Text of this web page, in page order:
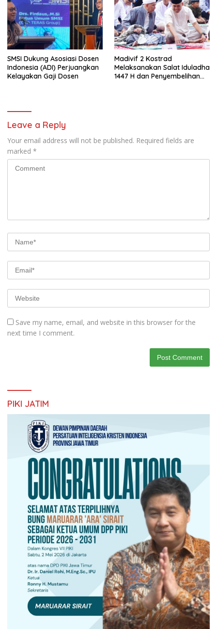
SMSI Dukung Asosiasi Dosen
Indonesia (ADI) Perjuangkan
Kelayakan Gaji Dosen
Madivif 2 Kostrad
Melaksanakan Salat Iduladha
1447 H dan Penyembelihan
Leave a Reply
Your email address will not be published. Required fields are
marked *
Save my name, email, and website in this browser for the
next time I comment.
PIKI JATIM